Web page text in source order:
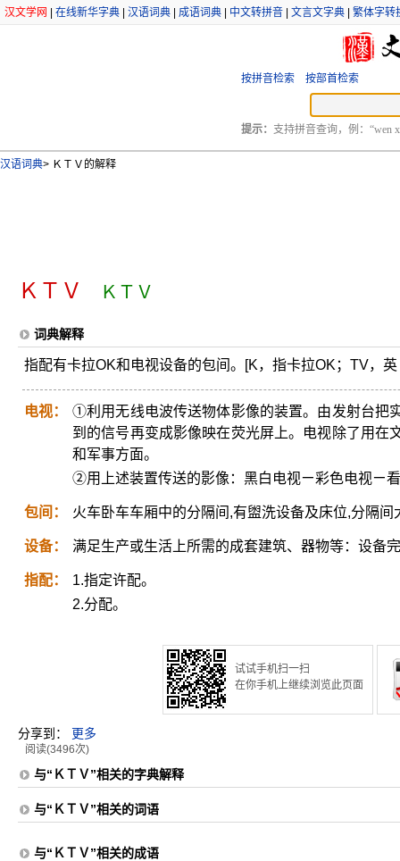
汉文学网 在线新华字典 汉语词典 成语词典 中文转拼音 文言文字典 繁体字转
按拼音检索 按部首检索
提示： 支持拼音查询，例：“wen
汉语词典> ＫＴＶ的解释
ＫＴＶ ＫＴＶ
词典解释
指配有卡拉OK和电视设备的包间。[K，指卡拉OK；TV，
电视：
①利用无线电波传送物体影像的装置。由发射台把
到的信号再变成影像映在荧光屏上。电视除了用在
和军事方面。
②用上述装置传送的影像：黑白电视ㄧ彩色电视ㄧ
包间： 火车卧车车厢中的分隔间,有盥洗设备及床位,分隔间
设备： 满足生产或生活上所需的成套建筑、器物等：设备
指配：
1.指定许配。
2.分配。
试试手机扫一扫
在你手机上继续浏览此页面
分享到： 更多
阅读(3496次)
与“ＫＴＶ”相关的字典解释
与“ＫＴＶ”相关的词语
与“ＫＴＶ”相关的成语